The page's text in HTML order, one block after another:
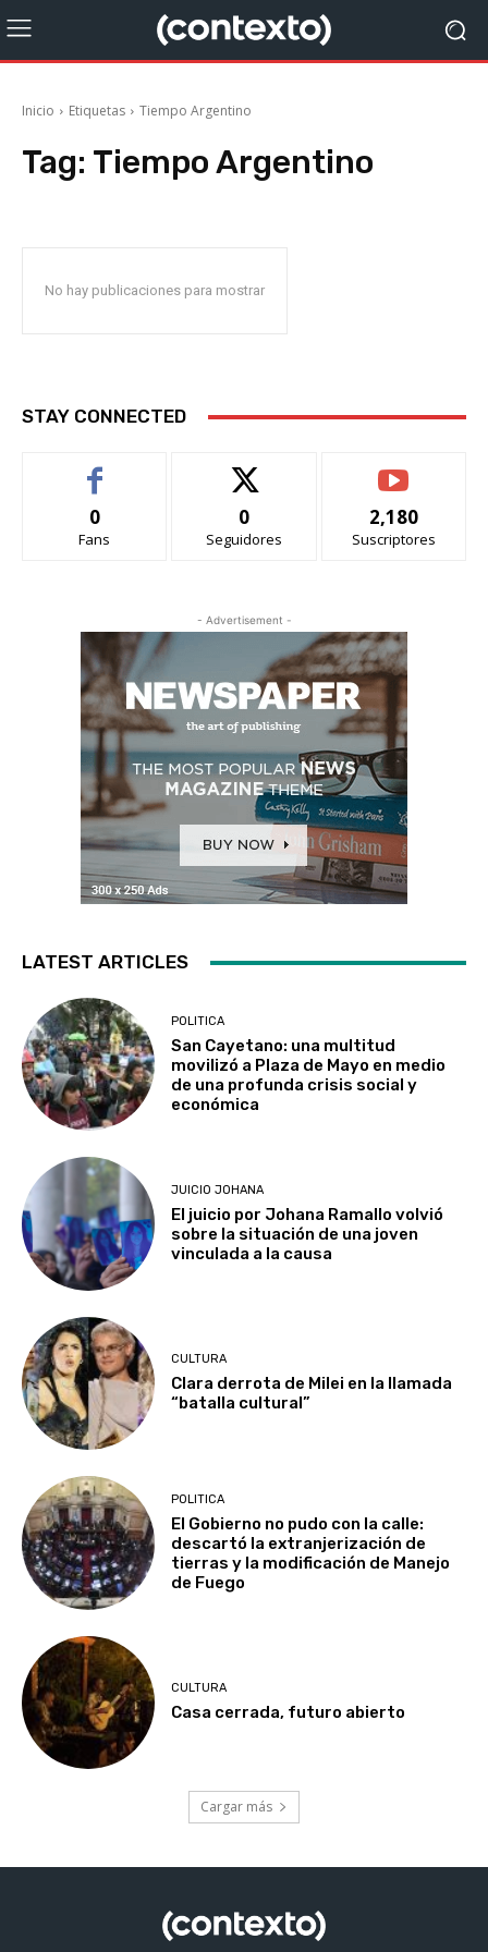
Inicio Etiquetas Tiempo Argentino
Tag: Tiempo Argentino
No hay publicaciones para mostrar
STAY CONNECTED
0
Fans
0
Seguidores
2,180
Suscriptores
- Advertisement -
LATEST ARTICLES
POLITICA
San Cayetano: una multitud
movilizó a Plaza de Mayo en medio
de una profunda crisis social y
económica
JUICIO JOHANA
El juicio por Johana Ramallo volvió
sobre la situación de una joven
vinculada a la causa
CULTURA
Clara derrota de Milei en la llamada
“batalla cultural”
POLITICA
El Gobierno no pudo con la calle:
descartó la extranjerización de
tierras y la modificación de Manejo
de Fuego
CULTURA
Casa cerrada, futuro abierto
Cargar más